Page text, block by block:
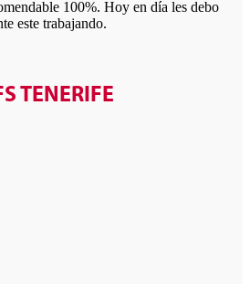
100%. Hoy en día les debo
este trabajando.
TENERIFE